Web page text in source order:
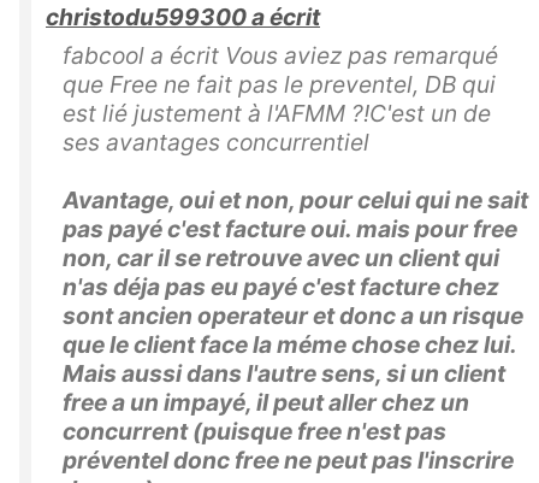
christodu599300 a écrit
fabcool a écrit Vous aviez pas remarqué
que Free ne fait pas le preventel, DB qui
est lié justement à l'AFMM ?!C'est un de
ses avantages concurrentiel
Avantage, oui et non, pour celui qui ne sait
pas payé c'est facture oui. mais pour free
non, car il se retrouve avec un client qui
n'as déja pas eu payé c'est facture chez
sont ancien operateur et donc a un risque
que le client face la méme chose chez lui.
Mais aussi dans l'autre sens, si un client
free a un impayé, il peut aller chez un
concurrent (puisque free n'est pas
préventel donc free ne peut pas l'inscrire